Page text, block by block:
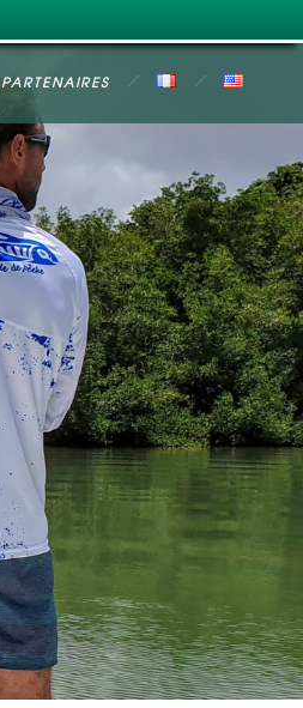
PARTENAIRES